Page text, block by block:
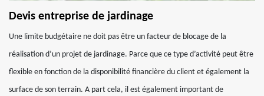
Devis entreprise de jardinage
Une limite budgétaire ne doit pas être un facteur de blocage de la
réalisation d’un projet de jardinage. Parce que ce type d’activité peut être
flexible en fonction de la disponibilité financière du client et également la
surface de son terrain. A part cela, il est également important de